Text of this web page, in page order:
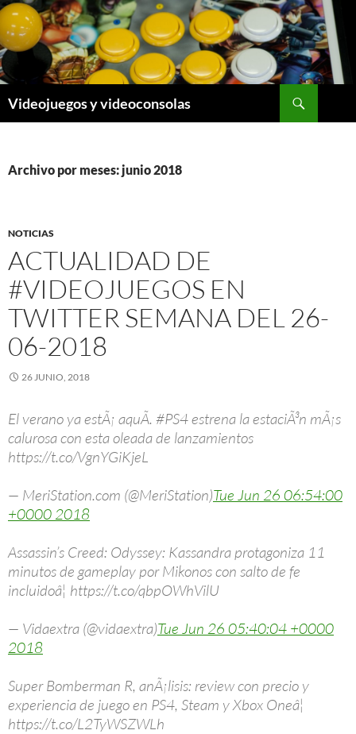
Saltar
al
contenido
Videojuegos y videoconsolas
Archivo por meses: junio 2018
NOTICIAS
ACTUALIDAD DE
#VIDEOJUEGOS EN
TWITTER SEMANA DEL 26-
06-2018
26 JUNIO, 2018
El verano ya estÃ¡ aquÃ­. #PS4 estrena la estaciÃ³n mÃ¡s
calurosa con esta oleada de lanzamientos
https://t.co/VgnYGiKjeL
— MeriStation.com (@MeriStation)Tue Jun 26 06:54:00
+0000 2018
Assassin’s Creed: Odyssey: Kassandra protagoniza 11
minutos de gameplay por Mikonos con salto de fe
incluidoâ¦ https://t.co/qbpOWhVilU
— Vidaextra (@vidaextra)Tue Jun 26 05:40:04 +0000
2018
Super Bomberman R, anÃ¡lisis: review con precio y
experiencia de juego en PS4, Steam y Xbox Oneâ¦
https://t.co/L2TyWSZWLh